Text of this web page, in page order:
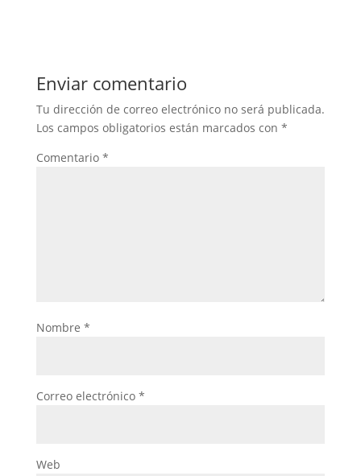
Enviar comentario
Tu dirección de correo electrónico no será publicada.
Los campos obligatorios están marcados con *
Comentario *
Nombre *
Correo electrónico *
Web